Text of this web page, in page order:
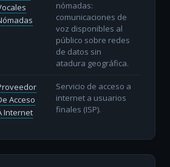
nómadas:
comunicaciones de
voz disponibles al
público sobre redes
de datos sin
atadura geográfica.
Acceso
Internet
Servicio de acceso a
internet a usuarios
finales (ISP).